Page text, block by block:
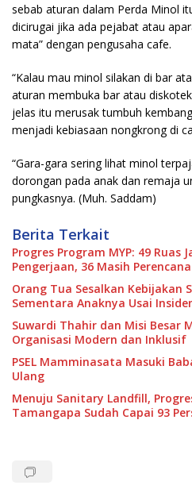
sebab aturan dalam Perda Minol
dicirugai jika ada pejabat atau
mata” dengan pengusaha cafe.
“Kalau mau minol silakan di bar
aturan membuka bar atau
jelas itu merusak tumbuh
menjadi kebiasaan nongkrong di
“Gara-gara sering lihat minol
dorongan pada anak dan remaja
pungkasnya. (Muh. Saddam)
Berita Terkait
Progres Program MYP: 49 Ruas
Pengerjaan, 36 Masih
Orang Tua Sesalkan Kebijakan
Sementara Anaknya Usai
Suwardi Thahir dan Misi Besar
Organisasi Modern dan Inklusif
PSEL Mamminasata Masuki
Ulang
Menuju Sanitary Landfill,
Tamangapa Sudah Capai 93